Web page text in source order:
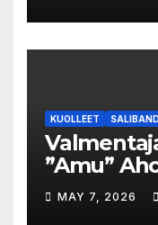
KUOLLEET
”Amu”
MAY 7, 2026